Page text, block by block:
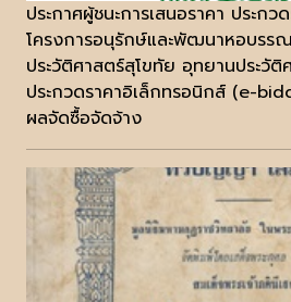
ประกาศผู้ชนะการเสนอราคา ประกว
โครงการอนุรักษ์และพัฒนาหอบรร
ประวัติศาสตร์สุโขทัย อุทยานประวั
ประกวดราคาอิเล็กทรอนิกส์ (e-
ผลจัดซื้อจัดจ้าง